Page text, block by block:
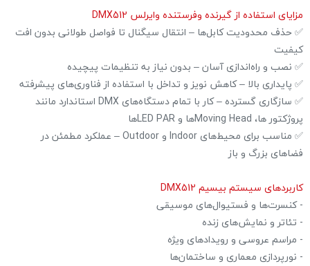
مزایای استفاده از گیرنده وفرستنده وایرلس DMX512
✅ حذف محدودیت کابل‌ها – انتقال سیگنال تا فواصل طولانی بدون افت
کیفیت
✅ نصب و راه‌اندازی آسان – بدون نیاز به تنظیمات پیچیده
✅ پایداری بالا – کاهش نویز و تداخل با استفاده از فناوری‌های پیشرفته
✅ سازگاری گسترده – کار با تمام دستگاه‌های DMX استاندارد مانند
پروژکتور ها، Moving Headها و LED PARها
✅ مناسب برای محیط‌های Indoor و Outdoor – عملکرد مطمئن در
فضاهای بزرگ و باز
کاربردهای سیستم بیسیم DMX512
- کنسرت‌ها و فستیوال‌های موسیقی
- تئاتر و نمایش‌های زنده
- مراسم عروسی و رویدادهای ویژه
- نورپردازی معماری و ساختمان‌ها